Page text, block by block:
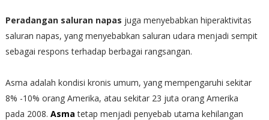
Peradangan saluran napas juga menyebabkan hiperaktivitas
saluran napas, yang menyebabkan saluran udara menjadi sempit
sebagai respons terhadap berbagai rangsangan.
Asma adalah kondisi kronis umum, yang mempengaruhi sekitar
8% -10% orang Amerika, atau sekitar 23 juta orang Amerika
pada 2008. Asma tetap menjadi penyebab utama kehilangan